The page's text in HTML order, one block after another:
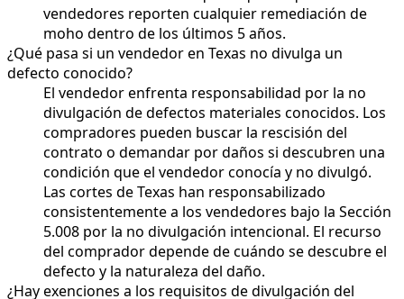
vendedores reporten cualquier remediación de
moho dentro de los últimos 5 años.
¿Qué pasa si un vendedor en Texas no divulga un
defecto conocido?
El vendedor enfrenta responsabilidad por la no
divulgación de defectos materiales conocidos. Los
compradores pueden buscar la rescisión del
contrato o demandar por daños si descubren una
condición que el vendedor conocía y no divulgó.
Las cortes de Texas han responsabilizado
consistentemente a los vendedores bajo la Sección
5.008 por la no divulgación intencional. El recurso
del comprador depende de cuándo se descubre el
defecto y la naturaleza del daño.
¿Hay exenciones a los requisitos de divulgación del